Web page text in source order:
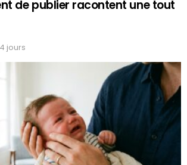
de publier racontent une tout
jours